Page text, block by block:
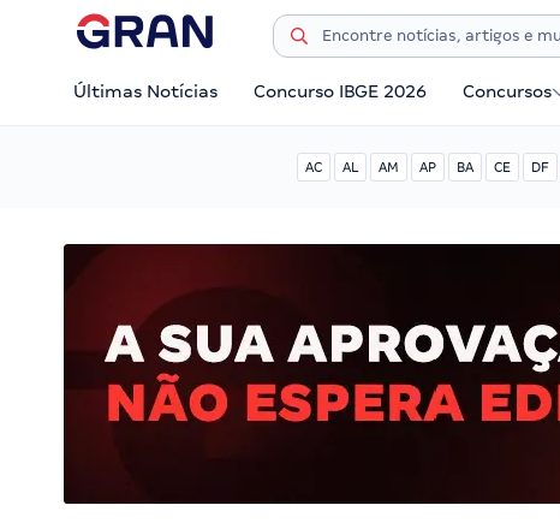
Últimas Notícias Concurso IBGE 2026 Concursos
AC AL AM AP BA CE DF